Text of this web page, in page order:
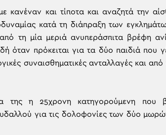
κανέναν και τίποτα και αναζητά την
κατά τη διάπραξη των
τη μία μεριά ανυπεράσπιτα βρέφη
όταν πρόκειται για τα δύο παιδιά που
συναισθηματικές ανταλλαγές και από
η 25χρονη κατηγορούμενη που
για τις δολοφονίες των δύο